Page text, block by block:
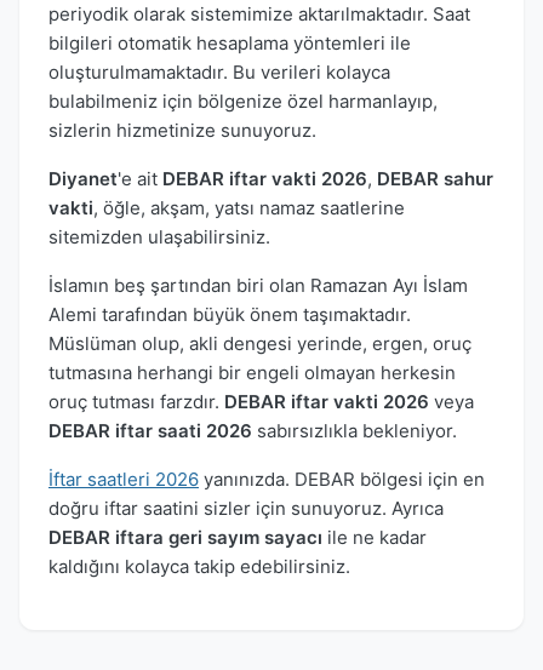
periyodik olarak sistemimize aktarılmaktadır. Saat
bilgileri otomatik hesaplama yöntemleri ile
oluşturulmamaktadır. Bu verileri kolayca
bulabilmeniz için bölgenize özel harmanlayıp,
sizlerin hizmetinize sunuyoruz.
Diyanet'e ait DEBAR iftar vakti 2026, DEBAR sahur
vakti, öğle, akşam, yatsı namaz saatlerine
sitemizden ulaşabilirsiniz.
İslamın beş şartından biri olan Ramazan Ayı İslam
Alemi tarafından büyük önem taşımaktadır.
Müslüman olup, akli dengesi yerinde, ergen, oruç
tutmasına herhangi bir engeli olmayan herkesin
oruç tutması farzdır. DEBAR iftar vakti 2026 veya
DEBAR iftar saati 2026 sabırsızlıkla bekleniyor.
İftar saatleri 2026 yanınızda. DEBAR bölgesi için en
doğru iftar saatini sizler için sunuyoruz. Ayrıca
DEBAR iftara geri sayım sayacı ile ne kadar
kaldığını kolayca takip edebilirsiniz.